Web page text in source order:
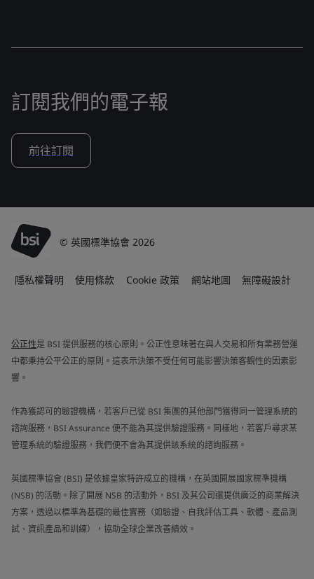
訂閱我們的電子報
前往訂閱
© 英國標準協會 2026
隱私權聲明 使用條款 Cookie 政策 網站地圖 無障礙設計
公正性是 BSI 提供服務的核心原則。公正性意味著在與人交易和所有業務營運
中都秉持公平公正的原則。這表示決策不受任何可能影響決策客觀性的因素影
響。
作為獲認可的驗證機構，若客戶已從 BSI 集團的其他部門獲得同一管理系統的
諮詢服務，BSI Assurance 便不能為其提供驗證服務。同樣地，若客戶尋求某
管理系統的驗證服務，我們便不會為其提供該系統的諮詢服務。
英國標準協會 (BSI) 是依據皇家特許成立的機構，在英國開展國家標準機構
(NSB) 的活動。除了開展 NSB 的活動外，BSI 及其公司還提供廣泛的商業解決
方案，透過以標準為基礎的最佳實務（如驗證、自我評估工具、軟體、產品測
試、資訊產品和訓練），協助全球企業改善績效。